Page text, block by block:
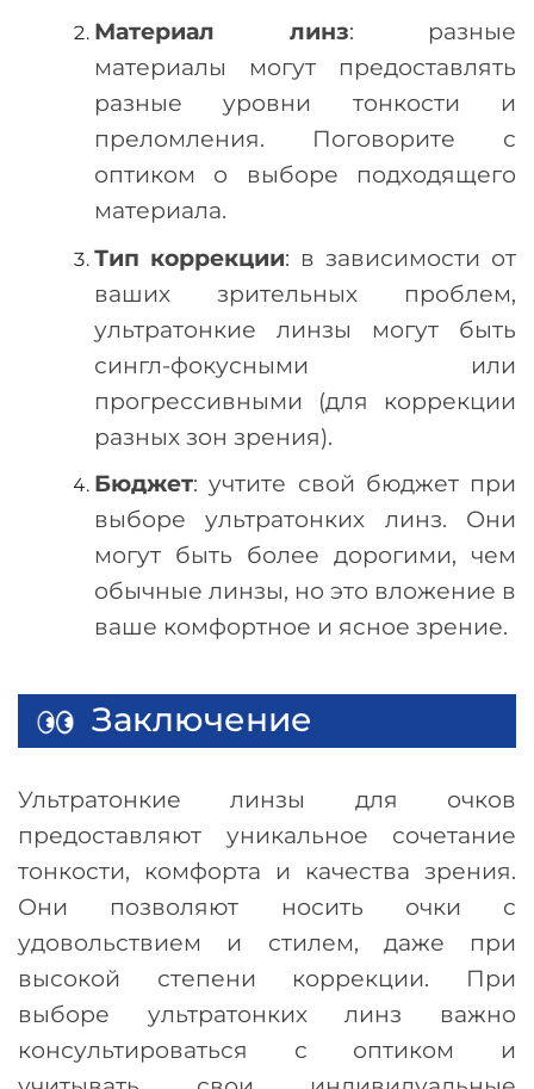
Материал линз: разные
материалы могут предоставлять
разные уровни тонкости и
преломления. Поговорите с
оптиком о выборе подходящего
материала.
Тип коррекции: в зависимости от
ваших зрительных проблем,
ультратонкие линзы могут быть
сингл-фокусными или
прогрессивными (для коррекции
разных зон зрения).
Бюджет: учтите свой бюджет при
выборе ультратонких линз. Они
могут быть более дорогими, чем
обычные линзы, но это вложение в
ваше комфортное и ясное зрение.
Заключение
Ультратонкие линзы для очков
предоставляют уникальное сочетание
тонкости, комфорта и качества зрения.
Они позволяют носить очки с
удовольствием и стилем, даже при
высокой степени коррекции. При
выборе ультратонких линз важно
консультироваться с оптиком и